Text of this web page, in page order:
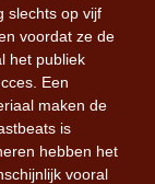
slechts op vijf
voordat ze de
het publiek
Een
maken de
is
hebben het
vooral